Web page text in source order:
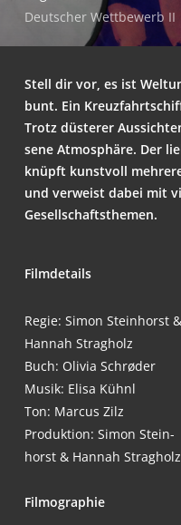
Deut­scher Wett­be­werb II
Stell dir vor, es ist
bunt. Ein
Trotz düs­te­rer
se­ne Atmo­sphä­re. Der
knüpft kunst­voll
und ver­weist dabei mit
Gesellschaftsthemen.
Film­de­tails
Regie: Simon Stein­horst &
Han­nah Stragholz
Buch: Oli­via Schrøder
Musik: Eli­sa Kühnl
Ton: Mar­cus Zilz
Pro­duk­ti­on: Simon Stein­
horst & Han­nah Stragholz
Fil­mo­gra­phie